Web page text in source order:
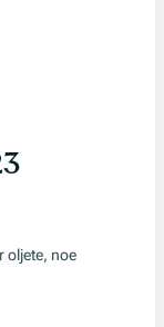
oljete, noe